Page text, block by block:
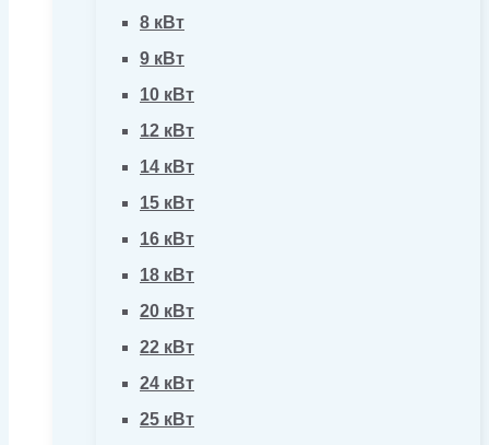
8 кВт
9 кВт
10 кВт
12 кВт
14 кВт
15 кВт
16 кВт
18 кВт
20 кВт
22 кВт
24 кВт
25 кВт